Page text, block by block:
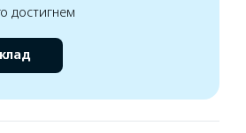
достигнем